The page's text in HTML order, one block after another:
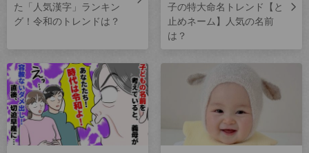
た「人気漢字」ランキン
グ！令和のトレンドは？
子の特大命名トレンド【と
止めネーム】人気の名前
は？